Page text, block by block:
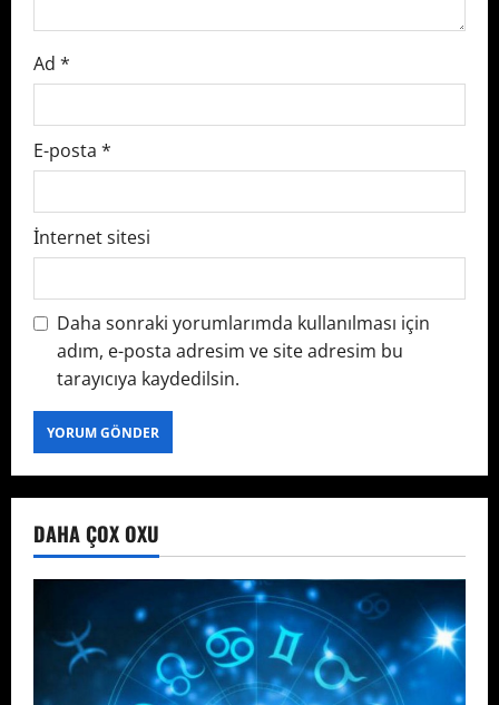
Ad *
E-posta *
İnternet sitesi
Daha sonraki yorumlarımda kullanılması için
adım, e-posta adresim ve site adresim bu
tarayıcıya kaydedilsin.
DAHA ÇOX OXU